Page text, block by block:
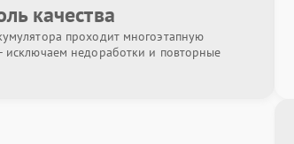
качества
проходит многоэтапную
исключаем недоработки и повторные